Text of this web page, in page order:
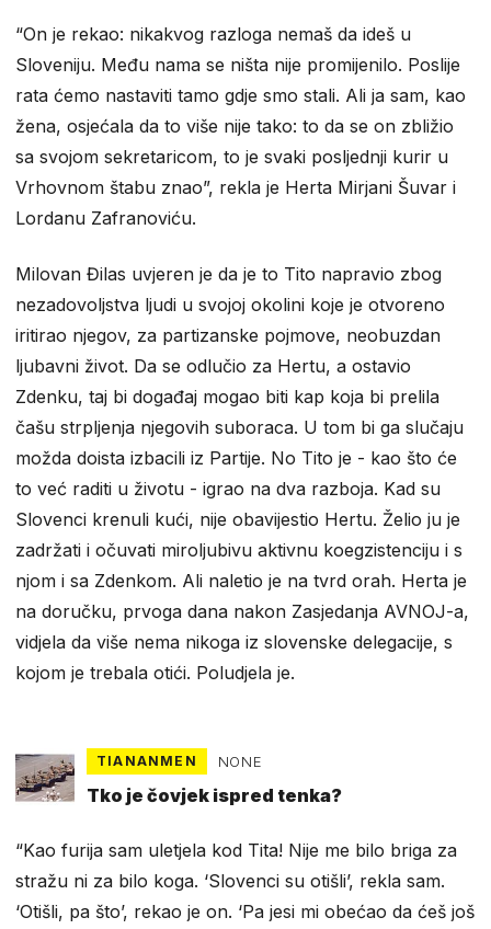
“On je rekao: nikakvog razloga nemaš da ideš u
Sloveniju. Među nama se ništa nije promijenilo. Poslije
rata ćemo nastaviti tamo gdje smo stali. Ali ja sam, kao
žena, osjećala da to više nije tako: to da se on zbližio
sa svojom sekretaricom, to je svaki posljednji kurir u
Vrhovnom štabu znao”, rekla je Herta Mirjani Šuvar i
Lordanu Zafranoviću.
Milovan Đilas uvjeren je da je to Tito napravio zbog
nezadovoljstva ljudi u svojoj okolini koje je otvoreno
iritirao njegov, za partizanske pojmove, neobuzdan
ljubavni život. Da se odlučio za Hertu, a ostavio
Zdenku, taj bi događaj mogao biti kap koja bi prelila
čašu strpljenja njegovih suboraca. U tom bi ga slučaju
možda doista izbacili iz Partije. No Tito je - kao što će
to već raditi u životu - igrao na dva razboja. Kad su
Slovenci krenuli kući, nije obavijestio Hertu. Želio ju je
zadržati i očuvati miroljubivu aktivnu koegzistenciju i s
njom i sa Zdenkom. Ali naletio je na tvrd orah. Herta je
na doručku, prvoga dana nakon Zasjedanja AVNOJ-a,
vidjela da više nema nikoga iz slovenske delegacije, s
kojom je trebala otići. Poludjela je.
TIANANMEN NONE
Tko je čovjek ispred tenka?
“Kao furija sam uletjela kod Tita! Nije me bilo briga za
stražu ni za bilo koga. ‘Slovenci su otišli’, rekla sam.
‘Otišli, pa što’, rekao je on. ‘Pa jesi mi obećao da ćeš još